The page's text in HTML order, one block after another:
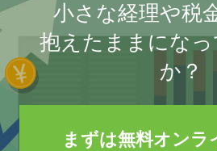
小さな経理や税
抱えたままにな
か？
まずは無料オンラ